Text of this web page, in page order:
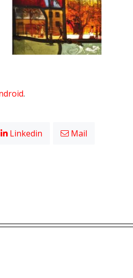
.
Linkedin Mail